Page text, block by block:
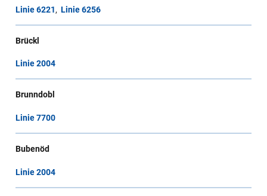
Linie 6221,Linie 6256
Brückl
Linie 2004
Brunndobl
Linie 7700
Bubenöd
Linie 2004